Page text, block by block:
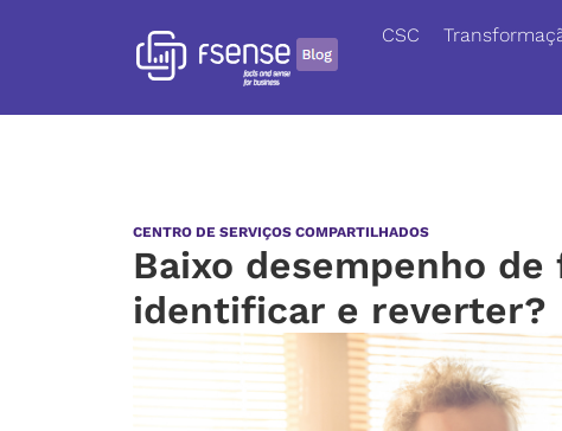
CSC
CENTRO DE SERVIÇOS COMPARTILHADOS
Baixo desempenho
identificar e reverter?